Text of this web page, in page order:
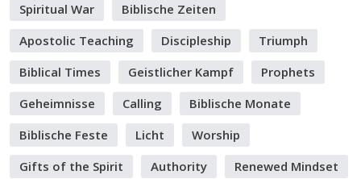
Spiritual War
Biblische Zeiten
Apostolic Teaching
Discipleship
Triumph
Biblical Times
Geistlicher Kampf
Prophets
Geheimnisse
Calling
Biblische Monate
Biblische Feste
Licht
Worship
Gifts of the Spirit
Authority
Renewed Mindset